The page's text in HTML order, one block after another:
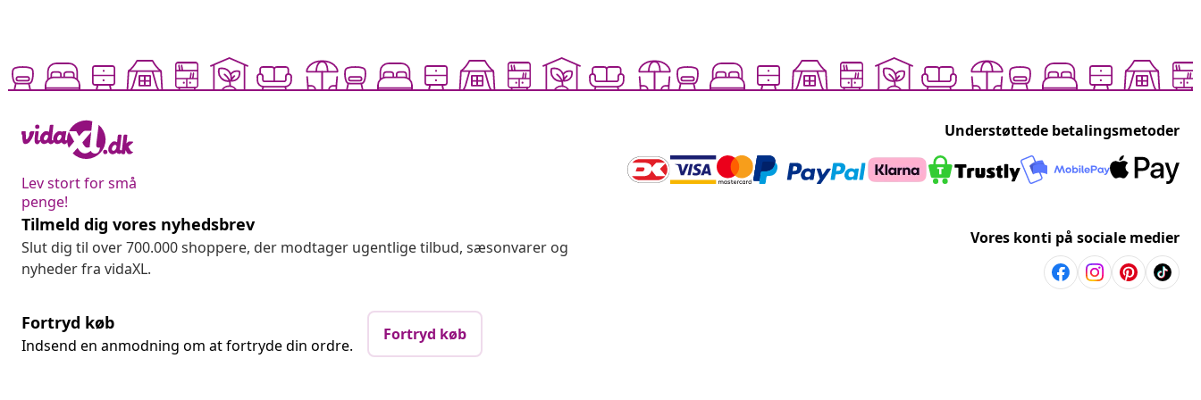
Lev stort for små
penge!
Understøttede betalingsmetoder
Tilmeld dig vores nyhedsbrev
Slut dig til over 700.000 shoppere, der modtager ugentlige tilbud, sæsonvarer og
nyheder fra vidaXL.
Vores konti på sociale medier
Fortryd køb
Indsend en anmodning om at fortryde din ordre.
Fortryd køb